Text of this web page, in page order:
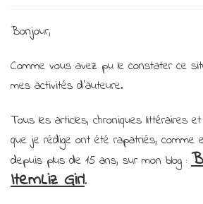
Bonjour,
Comme vous avez pu le constater ce
mes activités d’auteure.
Tous les articles, chroniques littéraires
que je rédige ont été rapatriés, comme
depuis plus de 15 ans, sur mon blog :
ItemLiz Girl.